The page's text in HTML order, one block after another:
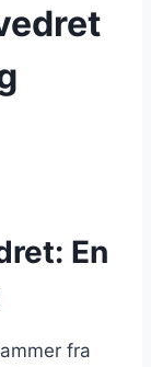
En
fra